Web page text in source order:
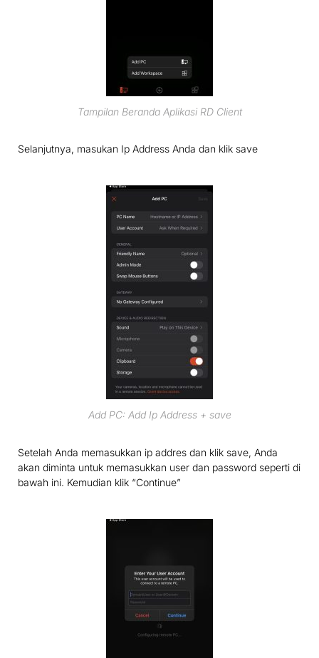
Tampilan Beranda Aplikasi RD Client
Selanjutnya, masukan Ip Address Anda dan klik save
Add PC: Add Ip Address + save
Setelah Anda memasukkan ip addres dan klik save, Anda
akan diminta untuk memasukkan user dan password seperti di
bawah ini. Kemudian klik “Continue”